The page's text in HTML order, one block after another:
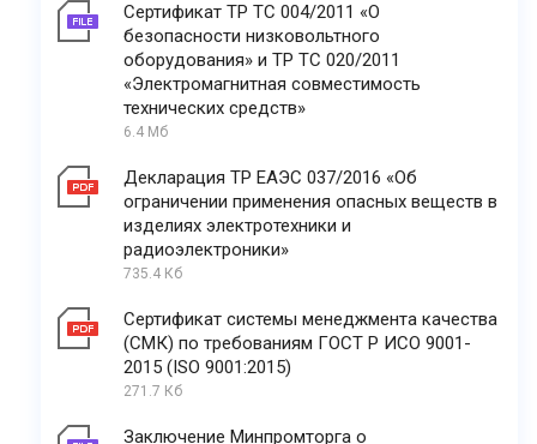
Сертификат ТР ТС 004/2011 «О
безопасности низковольтного
оборудования» и ТР ТС 020/2011
«Электромагнитная совместимость
технических средств»
6.4 Мб
Декларация ТР ЕАЭС 037/2016 «Об
ограничении применения опасных веществ в
изделиях электротехники и
радиоэлектроники»
735.4 Кб
Сертификат системы менеджмента качества
(СМК) по требованиям ГОСТ Р ИСО 9001-
2015 (ISO 9001:2015)
271.7 Кб
Заключение Минпромторга о